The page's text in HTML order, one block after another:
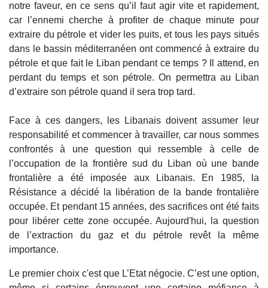
notre faveur, en ce sens qu’il faut agir vite et rapidement,
car l’ennemi cherche à profiter de chaque minute pour
extraire du pétrole et vider les puits, et tous les pays situés
dans le bassin méditerranéen ont commencé à extraire du
pétrole et que fait le Liban pendant ce temps ? Il attend, en
perdant du temps et son pétrole. On permettra au Liban
d’extraire son pétrole quand il sera trop tard.
Face à ces dangers, les Libanais doivent assumer leur
responsabilité et commencer à travailler, car nous sommes
confrontés à une question qui ressemble à celle de
l’occupation de la frontière sud du Liban où une bande
frontalière a été imposée aux Libanais. En 1985, la
Résistance a décidé la libération de la bande frontalière
occupée. Et pendant 15 années, des sacrifices ont été faits
pour libérer cette zone occupée. Aujourd'hui, la question
de l’extraction du gaz et du pétrole revêt la même
importance.
Le premier choix c'est que L’Etat négocie. C’est une option,